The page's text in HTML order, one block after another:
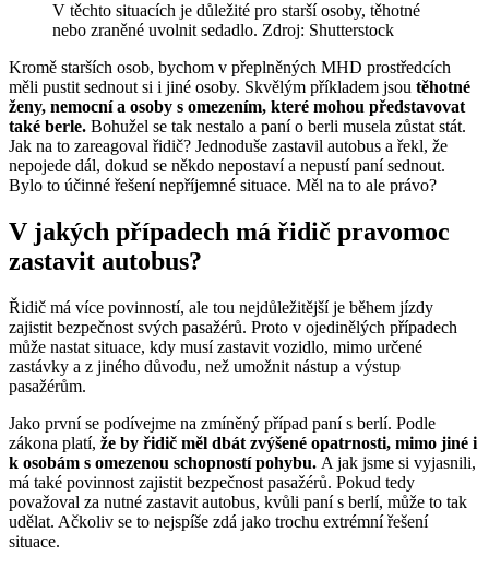
V těchto situacích je důležité pro starší osoby, těhotné
nebo zraněné uvolnit sedadlo. Zdroj: Shutterstock
Kromě starších osob, bychom v přeplněných MHD prostředcích
měli pustit sednout si i jiné osoby. Skvělým příkladem jsou těhotné
ženy, nemocní a osoby s omezením, které mohou představovat
také berle. Bohužel se tak nestalo a paní o berli musela zůstat stát.
Jak na to zareagoval řidič? Jednoduše zastavil autobus a řekl, že
nepojede dál, dokud se někdo nepostaví a nepustí paní sednout.
Bylo to účinné řešení nepříjemné situace. Měl na to ale právo?
V jakých případech má řidič pravomoc
zastavit autobus?
Řidič má více povinností, ale tou nejdůležitější je během jízdy
zajistit bezpečnost svých pasažérů. Proto v ojedinělých případech
může nastat situace, kdy musí zastavit vozidlo, mimo určené
zastávky a z jiného důvodu, než umožnit nástup a výstup
pasažérům.
Jako první se podívejme na zmíněný případ paní s berlí. Podle
zákona platí, že by řidič měl dbát zvýšené opatrnosti, mimo jiné i
k osobám s omezenou schopností pohybu. A jak jsme si vyjasnili,
má také povinnost zajistit bezpečnost pasažérů. Pokud tedy
považoval za nutné zastavit autobus, kvůli paní s berlí, může to tak
udělat. Ačkoliv se to nejspíše zdá jako trochu extrémní řešení
situace.